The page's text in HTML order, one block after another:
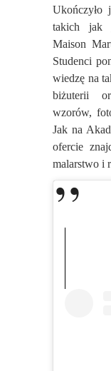
Ukończyło
takich jak
Maison
Studenci
wiedzę na
biżuterii
wzorów,
Jak na
ofercie
malarstwo i